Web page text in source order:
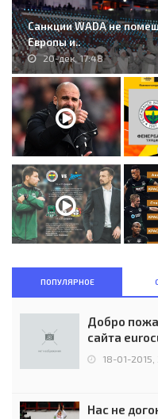
Санкции WADA не
Европы и..
20-дек, 17:48
ПОПУЛЯРНОЕ
Добро
сайта
18-01-2015,
Нас не